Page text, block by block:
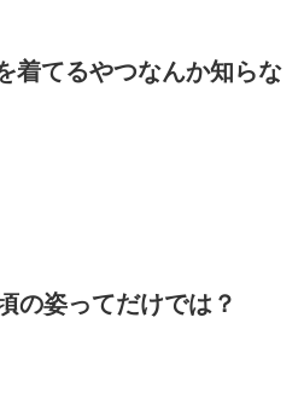
着てるやつなんか知らな
の姿ってだけでは？